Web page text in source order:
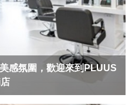
感氛圍，歡迎來到PLUUS